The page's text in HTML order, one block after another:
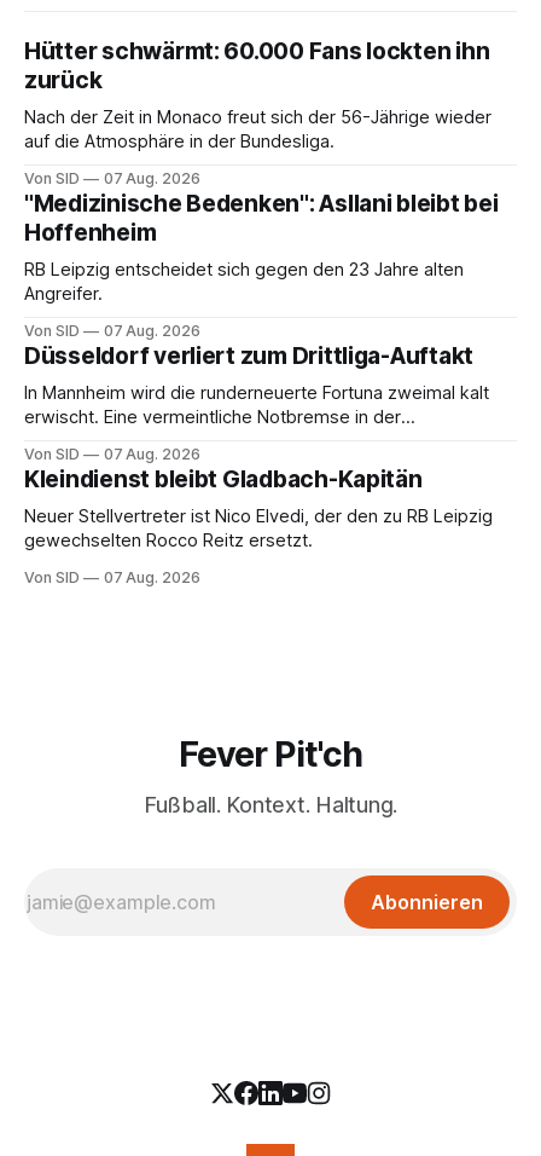
Hütter schwärmt: 60.000 Fans lockten ihn
zurück
Nach der Zeit in Monaco freut sich der 56-Jährige wieder
auf die Atmosphäre in der Bundesliga.
Von SID 07 Aug. 2026
"Medizinische Bedenken": Asllani bleibt bei
Hoffenheim
RB Leipzig entscheidet sich gegen den 23 Jahre alten
Angreifer.
Von SID 07 Aug. 2026
Düsseldorf verliert zum Drittliga-Auftakt
In Mannheim wird die runderneuerte Fortuna zweimal kalt
erwischt. Eine vermeintliche Notbremse in der
Von SID 07 Aug. 2026
Kleindienst bleibt Gladbach-Kapitän
Neuer Stellvertreter ist Nico Elvedi, der den zu RB Leipzig
gewechselten Rocco Reitz ersetzt.
Von SID 07 Aug. 2026
Fever Pit'ch
Fußball. Kontext. Haltung.
Abonnieren